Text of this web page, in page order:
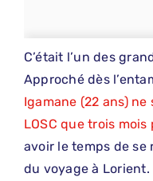
C’était l’un des
Approché dès
Igamane (22 ans)
LOSC que trois mois
avoir le temps de se
du voyage à